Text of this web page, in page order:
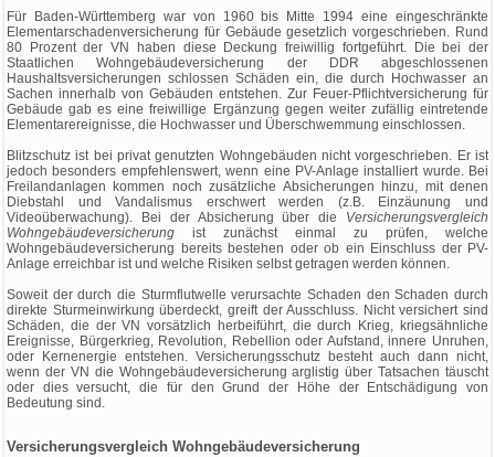
Für Baden-Württemberg war von 1960 bis Mitte 1994 eine eingeschränkte
Elementarschadenversicherung für Gebäude gesetzlich vorgeschrieben. Rund
80 Prozent der VN haben diese Deckung freiwillig fortgeführt. Die bei der
Staatlichen Wohngebäudeversicherung der DDR abgeschlossenen
Haushaltsversicherungen schlossen Schäden ein, die durch Hochwasser an
Sachen innerhalb von Gebäuden entstehen. Zur Feuer-Pflichtversicherung für
Gebäude gab es eine freiwillige Ergänzung gegen weiter zufällig eintretende
Elementarereignisse, die Hochwasser und Überschwemmung einschlossen.
Blitzschutz ist bei privat genutzten Wohngebäuden nicht vorgeschrieben. Er ist
jedoch besonders empfehlenswert, wenn eine PV-Anlage installiert wurde. Bei
Freilandanlagen kommen noch zusätzliche Absicherungen hinzu, mit denen
Diebstahl und Vandalismus erschwert werden (z.B. Einzäunung und
Videoüberwachung). Bei der Absicherung über die Versicherungsvergleich
Wohngebäudeversicherung ist zunächst einmal zu prüfen, welche
Wohngebäudeversicherung bereits bestehen oder ob ein Einschluss der PV-
Anlage erreichbar ist und welche Risiken selbst getragen werden können.
Soweit der durch die Sturmflutwelle verursachte Schaden den Schaden durch
direkte Sturmeinwirkung überdeckt, greift der Ausschluss. Nicht versichert sind
Schäden, die der VN vorsätzlich herbeiführt, die durch Krieg, kriegsähnliche
Ereignisse, Bürgerkrieg, Revolution, Rebellion oder Aufstand, innere Unruhen,
oder Kernenergie entstehen. Versicherungsschutz besteht auch dann nicht,
wenn der VN die Wohngebäudeversicherung arglistig über Tatsachen täuscht
oder dies versucht, die für den Grund der Höhe der Entschädigung von
Bedeutung sind.
Versicherungsvergleich Wohngebäudeversicherung